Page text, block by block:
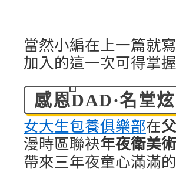
當然小編在上一篇就
加入的這一次可得掌
感恩DAD·名堂
女大生包養俱樂部在
漫時區聯袂年夜衛美術
帶來三年夜童心滿滿的